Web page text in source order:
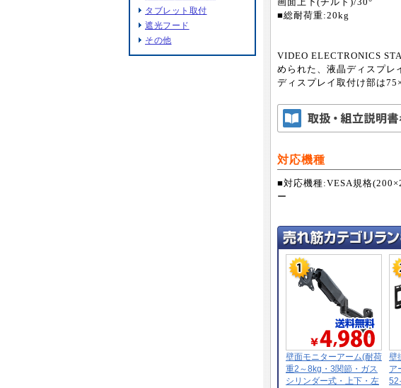
タブレット取付
遮光フード
その他
画面上下(チルト)/30°
■総耐荷重:20kg
VIDEO ELECTRONICS
められた、液晶ディスプレ
ディスプレイ取付け部は
対応機種
■対応機種:VESA規格
ー
壁面モニターアーム(耐荷
重2～8kg・3関節・ガス
シリンダー式・上下・左
壁
ア
52